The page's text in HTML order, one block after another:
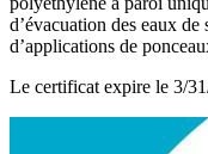
d’évacuation des eaux
d’applications de
Le certificat expire le 3/